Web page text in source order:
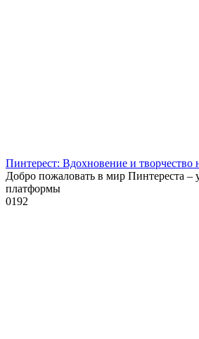
Пинтерест: Вдохновение и творчество
Добро пожаловать в мир Пинтереста –
платформы
0192